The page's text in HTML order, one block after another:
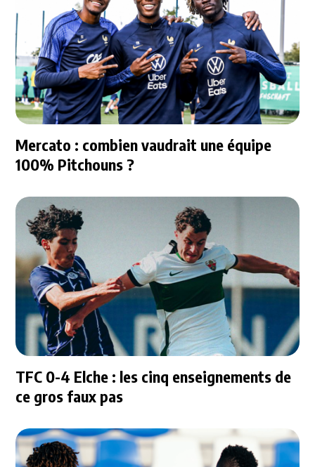
Mercato : combien vaudrait une équipe
100% Pitchouns ?
TFC 0-4 Elche : les cinq enseignements de
ce gros faux pas